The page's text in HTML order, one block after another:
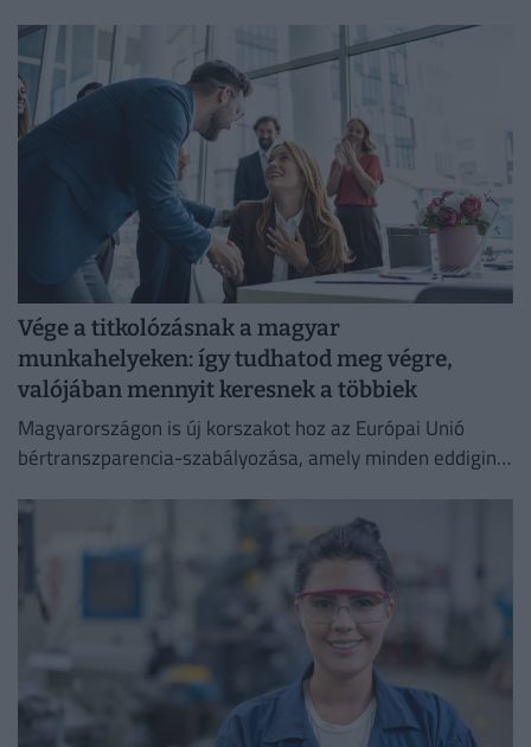
Vége a titkolózásnak a magyar
munkahelyeken: így tudhatod meg végre,
valójában mennyit keresnek a többiek
Magyarországon is új korszakot hoz az Európai Unió
bértranszparencia-szabályozása, amely minden eddiginél